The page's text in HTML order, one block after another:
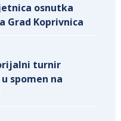
osnutka
Grad Koprivnica
turnir
u spomen na